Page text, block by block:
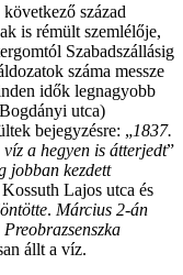
század
is rémült szemlélője,
Szabadszállásig
száma messze
idők legnagyobb
utca)
bejegyzésre: „1837.
a hegyen is átterjedt”
jobban kezdett
Lajos utca és
. Március 2-án
állt a víz.